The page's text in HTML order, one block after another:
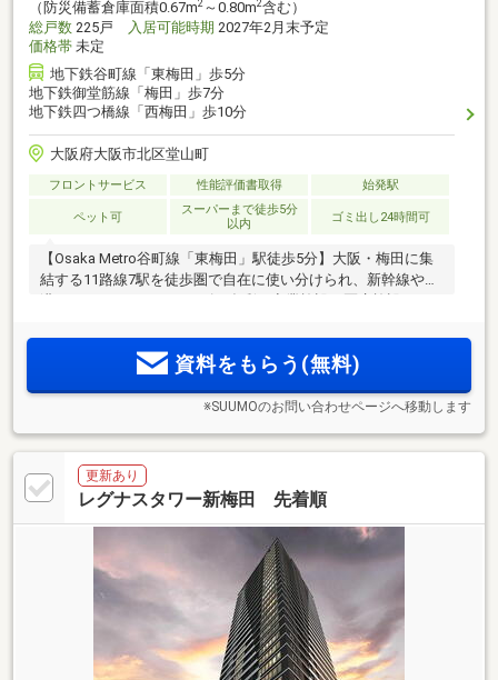
（防災備蓄倉庫面積0.67m2 ～0.80m2含む）
総戸数 225戸 入居可能時期 2027年2月末予定
価格帯 未定
地下鉄谷町線「東梅田」歩5分
地下鉄御堂筋線「梅田」歩7分
地下鉄四つ橋線「西梅田」歩10分
大阪府大阪市北区堂山町
フロントサービス 性能評価書取得 始発駅
ペット可
スーパーまで徒歩5分
以内
ゴミ出し24時間可
【Osaka Metro谷町線「東梅田」駅徒歩5分】大阪・梅田に集
結する11路線7駅を徒歩圏で自在に使い分けられ、新幹線や空
ド大阪梅田＞誕生
資料をもらう(無料)
※SUUMOのお問い合わせページへ移動します
更新あり
レグナスタワー新梅田 先着順